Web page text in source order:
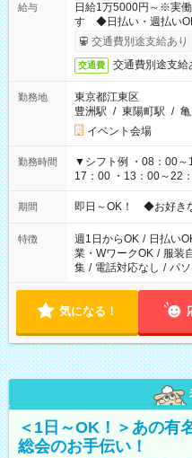
給与
日給1万5000円～※実
す ◆日払い・週払い
も異なります
交通費別途支給あり
交通費 交通費別途支給
勤務地
東京都江東区
豊洲駅 / 東陽町駅 /
イベント会場
勤務時間
▼シフト例 ・08：00～
17：00 ・13：00～22：00 ・
仕事により勤務時間が
期間 即日～OK！ ◆お好き
特徴 週1日からOK / 日払い
業・WワークOK / 服装
集 / 電話対応なし / パ
気になる！
＜1日～OK！＞あの有
総会のお手伝い！